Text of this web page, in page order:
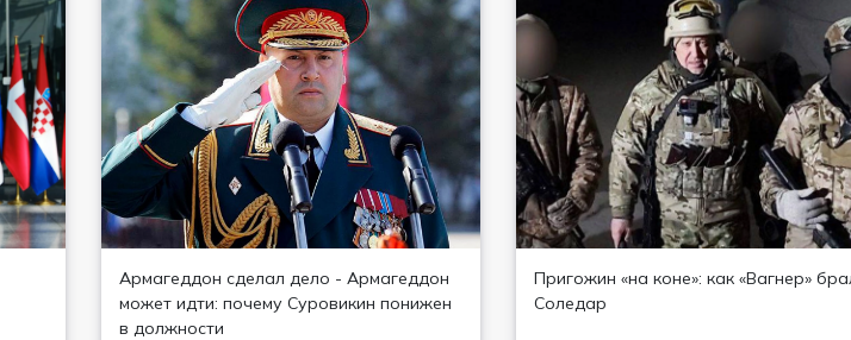
Армагеддон сделал дело - Армагеддон
может идти: почему Суровикин понижен
в должности
Пригожин «на коне»: как «Вагнер»
Соледар